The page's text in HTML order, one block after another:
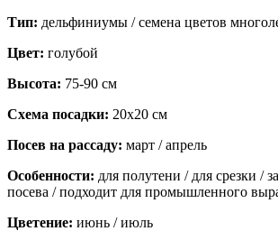
Тип: дельфиниумы / семена цветов
Цвет: голубой
Высота: 75-90 см
Схема посадки: 20х20 см
Посев на рассаду: март / апрель
Особенности: для полутени / для срезки /
посева / подходит для промышленного
Цветение: июнь / июль